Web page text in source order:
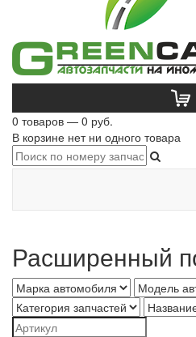
0 товаров — 0 руб.
В корзине нет ни одного товара
Расширенный